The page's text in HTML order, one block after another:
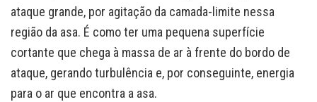
ataque grande, por agitação da camada-limite nessa
região da asa. É como ter uma pequena superfície
cortante que chega à massa de ar à frente do bordo de
ataque, gerando turbulência e, por conseguinte, energia
para o ar que encontra a asa.